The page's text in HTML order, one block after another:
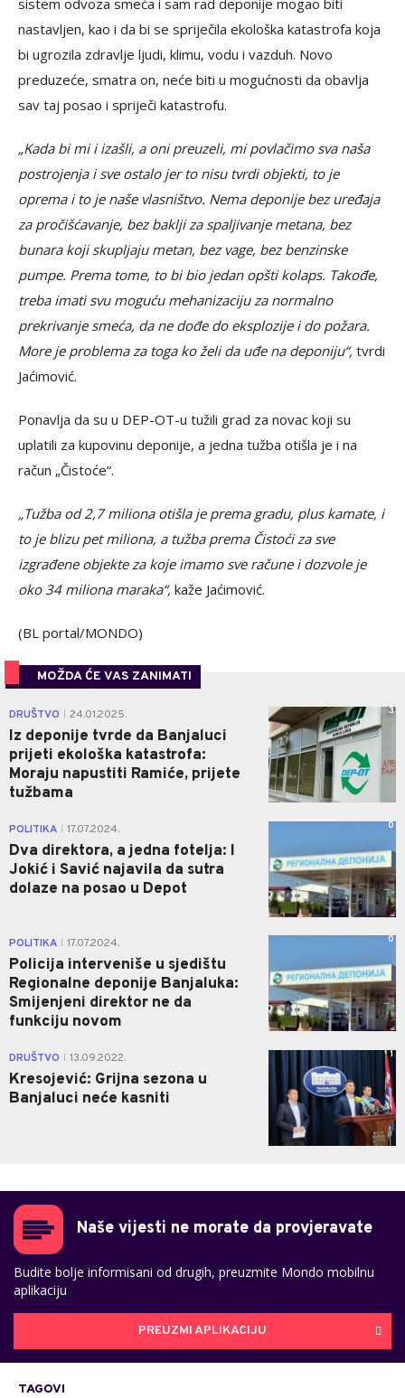
sistem odvoza smeća i sam rad deponije mogao biti
nastavljen, kao i da bi se spriječila ekološka katastrofa koja
bi ugrozila zdravlje ljudi, klimu, vodu i vazduh. Novo
preduzeće, smatra on, neće biti u mogućnosti da obavlja
sav taj posao i spriječi katastrofu.
„Kada bi mi i izašli, a oni preuzeli, mi povlačimo sva naša
postrojenja i sve ostalo jer to nisu tvrdi objekti, to je
oprema i to je naše vlasništvo. Nema deponije bez uređaja
za pročišćavanje, bez baklji za spaljivanje metana, bez
bunara koji skupljaju metan, bez vage, bez benzinske
pumpe. Prema tome, to bi bio jedan opšti kolaps. Takođe,
treba imati svu moguću mehanizaciju za normalno
prekrivanje smeća, da ne dođe do eksplozije i do požara.
More je problema za toga ko želi da uđe na deponiju“, tvrdi
Jaćimović.
Ponavlja da su u DEP-OT-u tužili grad za novac koji su
uplatili za kupovinu deponije, a jedna tužba otišla je i na
račun „Čistoće“.
„Tužba od 2,7 miliona otišla je prema gradu, plus kamate, i
to je blizu pet miliona, a tužba prema Čistoći za sve
izgrađene objekte za koje imamo sve račune i dozvole je
oko 34 miliona maraka“, kaže Jaćimović.
(BL portal/MONDO)
MOŽDA ĆE VAS ZANIMATI
DRUŠTVO 24.01.2025.
Iz deponije tvrde da Banjaluci
prijeti ekološka katastrofa:
Moraju napustiti Ramiće, prijete
tužbama
3
POLITIKA 17.07.2024.
Dva direktora, a jedna fotelja: I
Jokić i Savić najavila da sutra
dolaze na posao u Depot
0
POLITIKA 17.07.2024.
Policija interveniše u sjedištu
Regionalne deponije Banjaluka:
Smijenjeni direktor ne da
funkciju novom
0
DRUŠTVO 13.09.2022.
Kresojević: Grijna sezona u
Banjaluci neće kasniti
1
Naše vijesti ne morate da provjeravate
Budite bolje informisani od drugih, preuzmite Mondo mobilnu
aplikaciju
PREUZMI APLIKACIJU
TAGOVI